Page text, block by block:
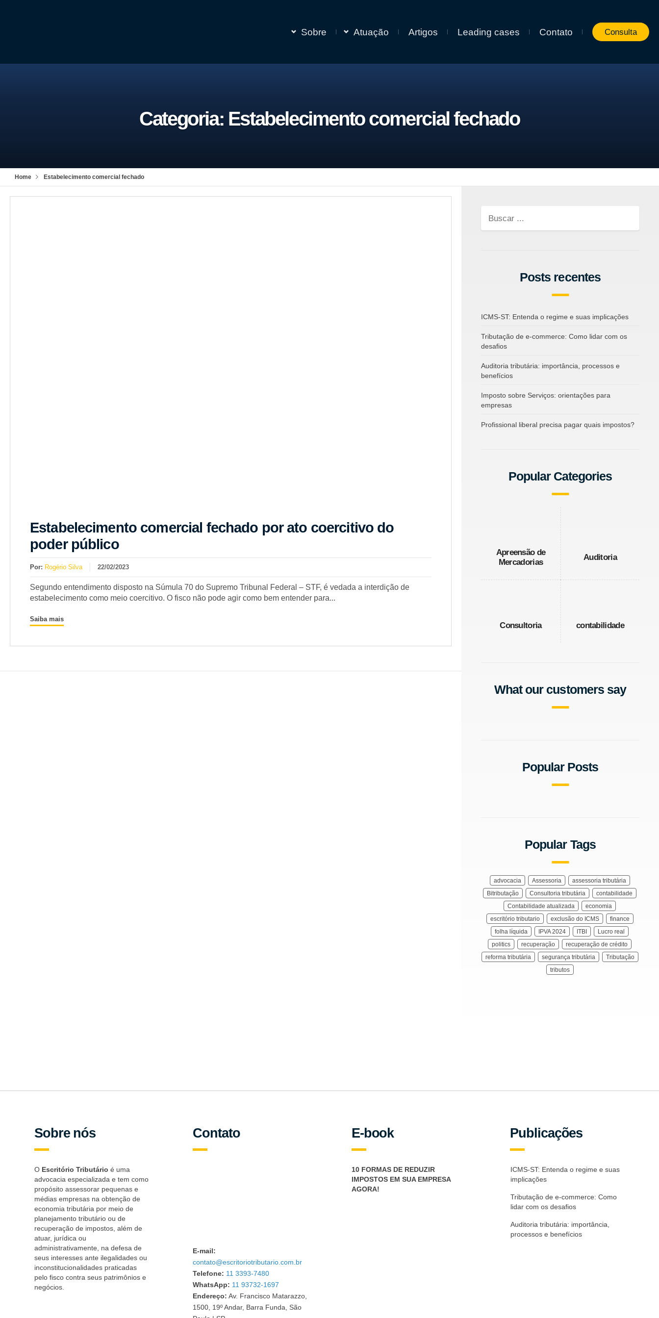
Sobre Atuação Artigos Leading cases Contato Consulta
Categoria: Estabelecimento comercial fechado
Home Estabelecimento comercial fechado
Estabelecimento comercial fechado por ato coercitivo do
poder público
Por: Rogério Silva 22/02/2023
Segundo entendimento disposto na Súmula 70 do Supremo Tribunal Federal – STF, é vedada a interdição de
estabelecimento como meio coercitivo. O fisco não pode agir como bem entender para...
Saiba mais
Posts recentes
ICMS-ST: Entenda o regime e suas implicações
Tributação de e-commerce: Como lidar com os
desafios
Auditoria tributária: importância, processos e
benefícios
Imposto sobre Serviços: orientações para
empresas
Profissional liberal precisa pagar quais impostos?
Popular Categories
Apreensão de
Mercadorias
Auditoria
Consultoria contabilidade
What our customers say
Popular Posts
Popular Tags
advocacia Assessoria assessoria tributária
Bitributação Consultoria tributária contabilidade
Contabilidade atualizada economia
escritório tributario exclusão do ICMS finance
folha líquida IPVA 2024 ITBI Lucro real
politics recuperação recuperação de crédito
reforma tributária segurança tributária Tributação
tributos
Sobre nós
O Escritório Tributário é uma
advocacia especializada e tem como
propósito assessorar pequenas e
médias empresas na obtenção de
economia tributária por meio de
planejamento tributário ou de
recuperação de impostos, além de
atuar, jurídica ou
administrativamente, na defesa de
seus interesses ante ilegalidades ou
inconstitucionalidades praticadas
pelo fisco contra seus patrimônios e
negócios.
Contato
E-mail:
contato@escritoriotributario.com.br
Telefone: 11 3393-7480
WhatsApp: 11 93732-1697
Endereço: Av. Francisco Matarazzo,
1500, 19º Andar, Barra Funda, São
E-book
10 FORMAS DE REDUZIR
IMPOSTOS EM SUA EMPRESA
AGORA!
Publicações
ICMS-ST: Entenda o regime e suas
implicações
Tributação de e-commerce: Como
lidar com os desafios
Auditoria tributária: importância,
processos e benefícios